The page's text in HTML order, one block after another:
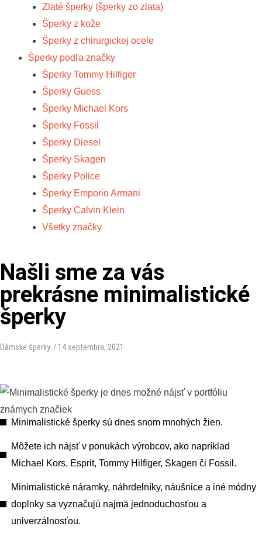
Zlaté šperky (šperky zo zlata)
Šperky z kože
Šperky z chirurgickej ocele
Šperky podľa značky
Šperky Tommy Hilfiger
Šperky Guess
Šperky Michael Kors
Šperky Fossil
Šperky Diesel
Šperky Skagen
Šperky Police
Šperky Emporio Armani
Šperky Calvin Klein
Všetky značky
Našli sme za vás
prekrásne minimalistické
šperky
Dámske šperky / 14 septembra, 2021
Minimalistické šperky sú dnes snom mnohých žien.
Môžete ich nájsť v ponukách výrobcov, ako napríklad
Michael Kors, Esprit, Tommy Hilfiger, Skagen či Fossil.
Minimalistické náramky, náhrdelníky, náušnice a iné módny
doplnky sa vyznačujú najmä jednoduchosťou a
univerzálnosťou.